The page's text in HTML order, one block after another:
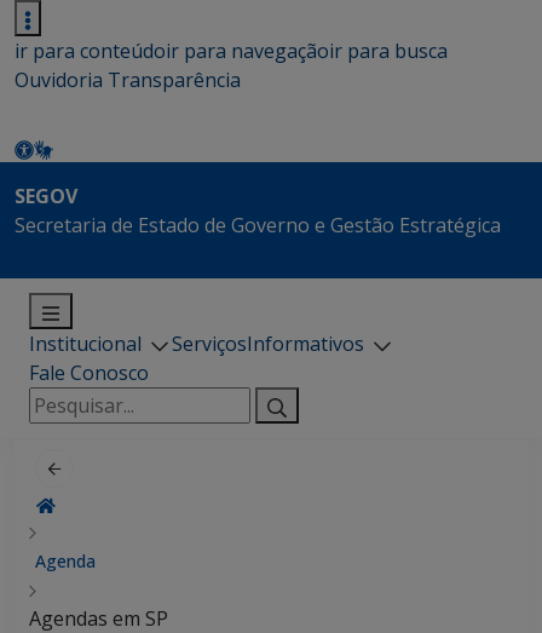
ir para conteúdoir para navegaçãoir para busca
Ouvidoria Transparência
SEGOV
Secretaria de Estado de Governo e Gestão Estratégica
Institucional ServiçosInformativos
Fale Conosco
Pesquisar
por:
Agenda
Agendas em SP